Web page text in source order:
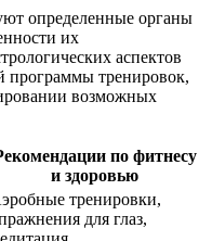
определенные органы
их
аспектов
программы тренировок,
возможных
по фитнесу
и здоровью
тренировки,
для глаз,